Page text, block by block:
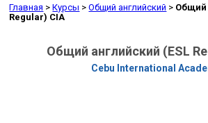
Главная >Курсы >Общий английский > Общий
Regular) CIA
Общий английский (ESL
Cebu International